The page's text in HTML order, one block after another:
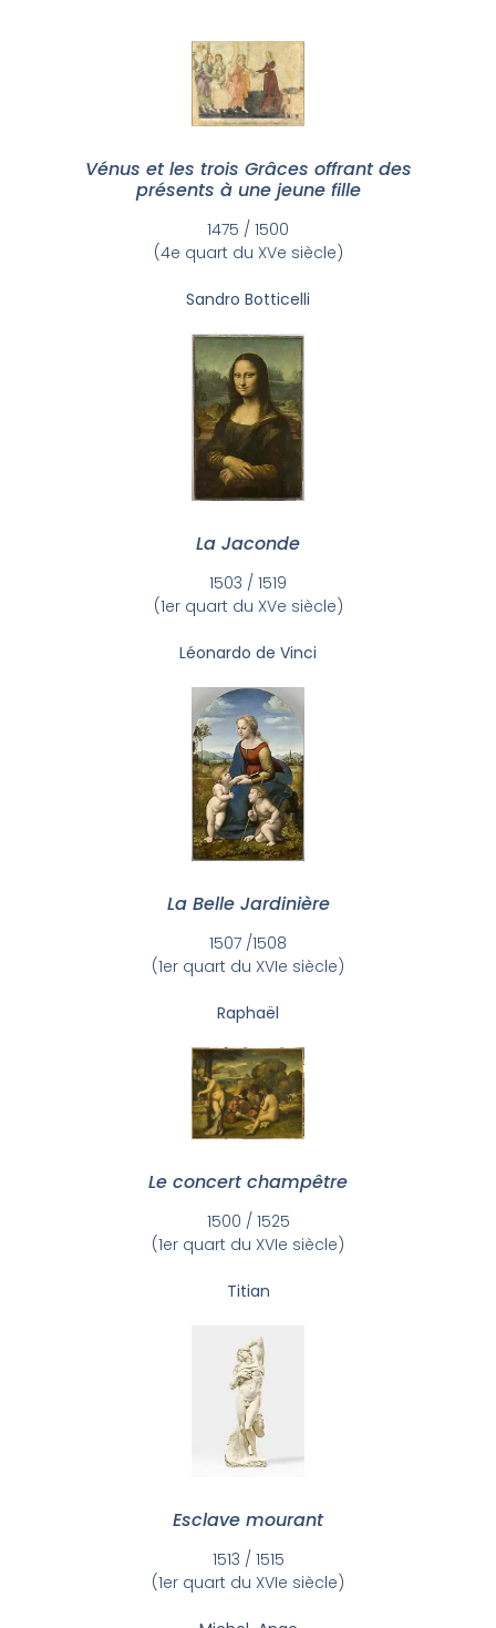
Vénus et les trois Grâces offrant des
présents à une jeune fille
1475 / 1500
(4e quart du XVe siècle)
Sandro Botticelli
La Jaconde
1503 / 1519
(1er quart du XVe siècle)
Léonardo de Vinci
La Belle Jardinière
1507 /1508
(1er quart du XVIe siècle)
Raphaël
Le concert champêtre
1500 / 1525
(1er quart du XVIe siècle)
Titian
Esclave mourant
1513 / 1515
(1er quart du XVIe siècle)